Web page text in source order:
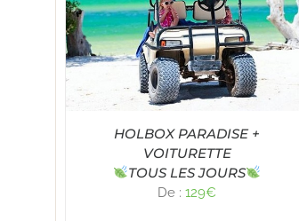
HOLBOX PARADISE +
VOITURETTE
TOUS LES JOURS
De :129€
Note5.00
sur 5
SELECT OPTIONS / DÉTAILS